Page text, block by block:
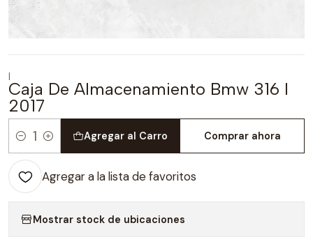
|
Caja De Almacenamiento Bmw 316 I
2017
Cantidad
Agregar al Carro Comprar ahora
Agregar a la lista de favoritos
Mostrar stock de ubicaciones